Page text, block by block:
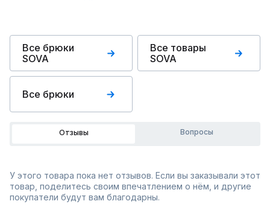
Все брюки
SOVA
Все товары
SOVA
Все брюки
Отзывы Вопросы
У этого товара пока нет отзывов. Если вы заказывали этот
товар, поделитесь своим впечатлением о нём, и другие
покупатели будут вам благодарны.